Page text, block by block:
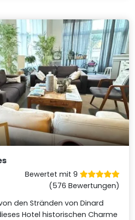
Bewertet mit 9
(576 Bewertungen)
den Stränden von Dinard
Hotel historischen Charme